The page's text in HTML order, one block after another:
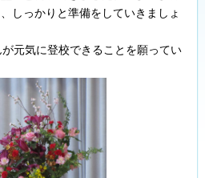
しっかりと準備をしていきましょ
元気に登校できることを願ってい